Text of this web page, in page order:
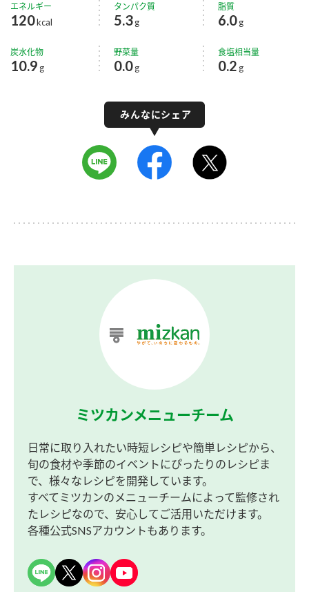
エネルギー
120kcal
タンパク質
5.3g
脂質
6.0 g
炭水化物
10.9 g
野菜量
0.0g
食塩相当量
0.2 g
ミツカンメニューチーム
日常に取り入れたい時短レシピや簡単レシピから、
旬の食材や季節のイベントにぴったりのレシピま
で、様々なレシピを開発しています。
すべてミツカンのメニューチームによって監修され
たレシピなので、安心してご活用いただけます。
各種公式SNSアカウントもあります。